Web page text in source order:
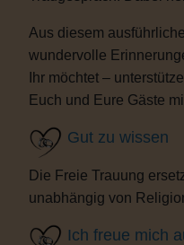
Aus diesem
wundervolle
Ihr möchtet –
Euch und Eure Gäste
Gut zu wissen
Die Freie Trauung
unabhängig von
Ich freue mich